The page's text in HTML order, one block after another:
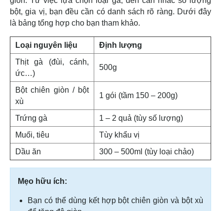
bột, gia vị, bạn đều cần có danh sách rõ ràng. Dưới đây
là bảng tổng hợp cho bạn tham khảo.
Loại nguyên liệu
Định lượng
Thịt gà (đùi, cánh,
ức…)
500g
Bột chiên giòn / bột
xù
1 gói (tầm 150 – 200g)
Trứng gà
1 – 2 quả (tùy số lượng)
Muối, tiêu
Tùy khẩu vị
Dầu ăn
300 – 500ml (tùy loại chảo)
Mẹo hữu ích:
Bạn có thể dùng kết hợp bột chiên giòn và bột xù